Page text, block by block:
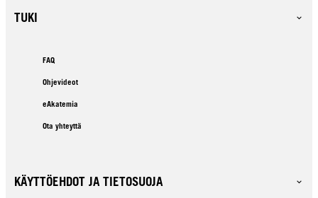
TUKI
FAQ
Ohjevideot
eAkatemia
Ota yhteyttä
KÄYTTÖEHDOT JA TIETOSUOJA